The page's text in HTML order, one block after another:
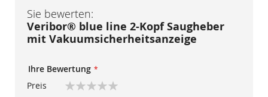
Sie bewerten:
Veribor® blue line 2-Kopf Saugheber
mit Vakuumsicherheitsanzeige
Ihre Bewertung
Preis